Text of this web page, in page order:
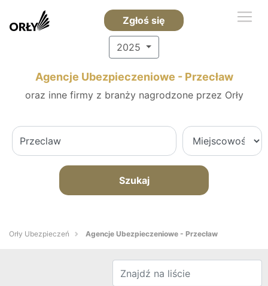
Zgłoś się
2025
Agencje Ubezpieczeniowe - Przecław
oraz inne firmy z branży nagrodzone przez Orły
Szukaj
Orły Ubezpieczeń Agencje Ubezpieczeniowe - Przecław